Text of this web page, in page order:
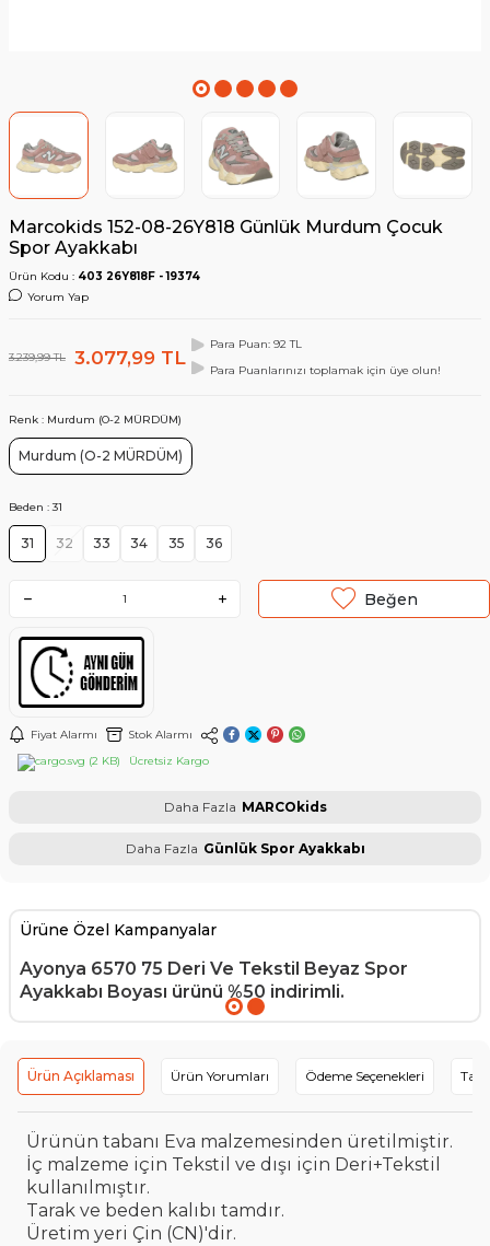
Marcokids 152-08-26Y818 Günlük Murdum Çocuk
Spor Ayakkabı
Ürün Kodu : 403 26Y818F - 19374
Yorum Yap
3.239,99TL 3.077,99 TL
Para Puan: 92 TL
Para Puanlarınızı toplamak için üye olun!
Renk : Murdum (O-2 MÜRDÜM)
Murdum (O-2 MÜRDÜM)
Beden :31
31 32 33 34 35 36
Beğen
Fiyat Alarmı
Stok Alarmı
Ücretsiz Kargo
Daha Fazla MARCOkids
Daha Fazla Günlük Spor Ayakkabı
Ürüne Özel Kampanyalar
Ayonya 6570 75 Deri Ve Tekstil Beyaz Spor
Ayakkabı Boyası ürünü %50 indirimli.
Ürün Açıklaması Ürün Yorumları Ödeme Seçenekleri
Ürünün tabanı Eva malzemesinden üretilmiştir.
İç malzeme için Tekstil ve dışı için Deri+Tekstil
kullanılmıştır.
Tarak ve beden kalıbı tamdır.
Üretim yeri Çin (CN)'dir.